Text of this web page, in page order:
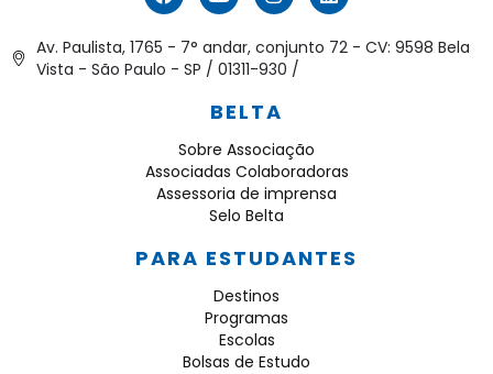
Av. Paulista, 1765 - 7° andar, conjunto 72 - CV: 9598 Bela
Vista - São Paulo - SP / 01311-930 /
BELTA
Sobre Associação
Associadas Colaboradoras
Assessoria de imprensa
Selo Belta
PARA ESTUDANTES
Destinos
Programas
Escolas
Bolsas de Estudo